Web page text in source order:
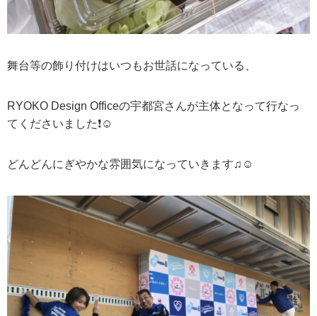
舞台等の飾り付けはいつもお世話になっている、
RYOKO Design Officeの宇都宮さんが主体となって行なっ
てくださいました❗️☺️
どんどんにぎやかな雰囲気になっていきます♫ ☺️